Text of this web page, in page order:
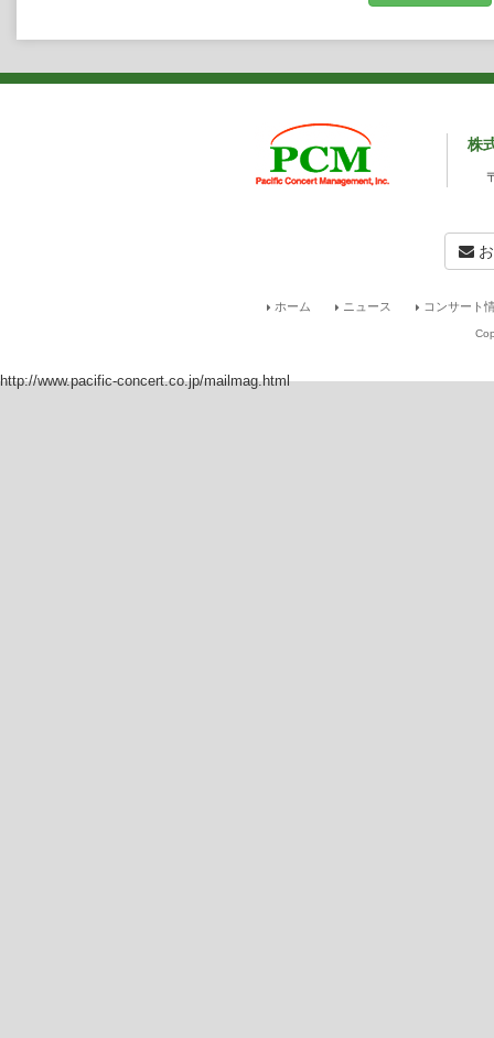
株
ホーム ニュース コンサート
http://www.pacific-concert.co.jp/mailmag.html